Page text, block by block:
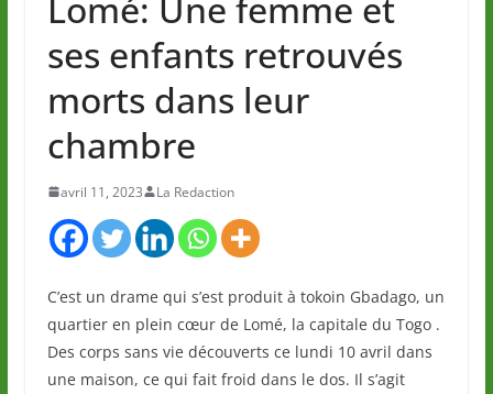
ses enfants retrouvés
morts dans leur
chambre
avril 11, 2023 La Redaction
C’est un drame qui s’est produit à tokoin Gbadago, un
quartier en plein cœur de Lomé, la capitale du Togo .
Des corps sans vie découverts ce lundi 10 avril dans
une maison, ce qui fait froid dans le dos. Il s’agit